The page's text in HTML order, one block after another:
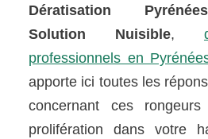
Dératisation
Solution Nuisible,
professionnels en
apporte ici toutes les
concernant ces
prolifération dans votre